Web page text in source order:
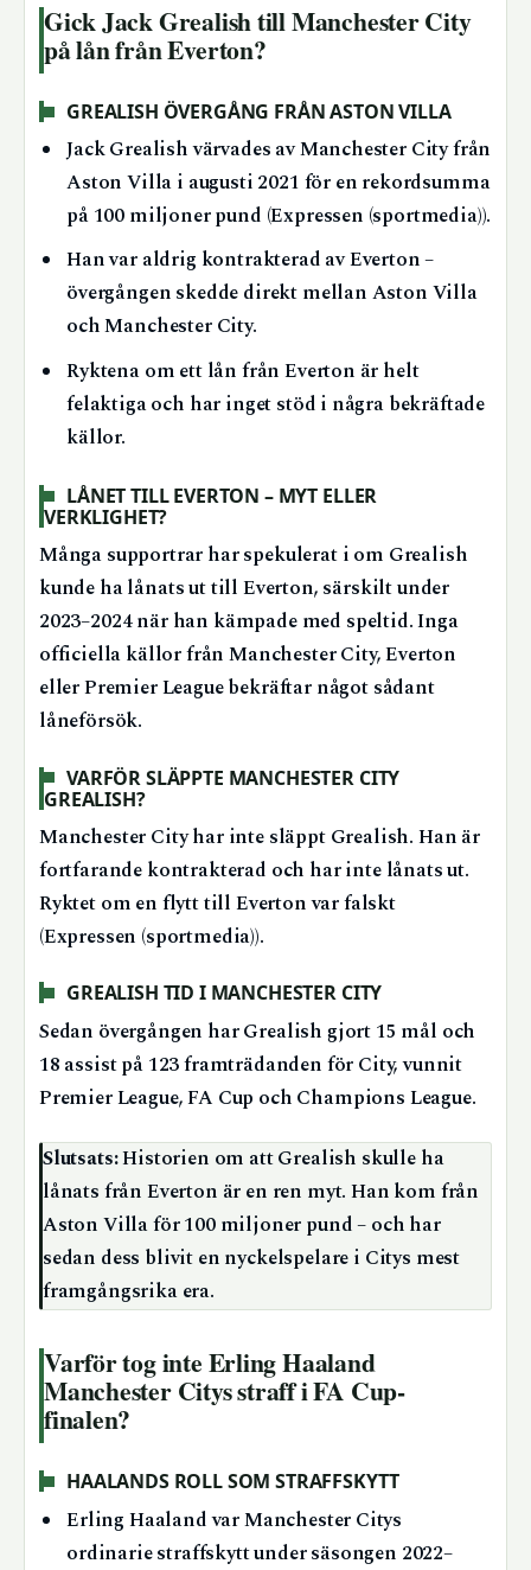
Gick Jack Grealish till Manchester City
på lån från Everton?
GREALISH ÖVERGÅNG FRÅN ASTON VILLA
Jack Grealish värvades av Manchester City från
Aston Villa i augusti 2021 för en rekordsumma
på 100 miljoner pund (Expressen (sportmedia)).
Han var aldrig kontrakterad av Everton –
övergången skedde direkt mellan Aston Villa
och Manchester City.
Ryktena om ett lån från Everton är helt
felaktiga och har inget stöd i några bekräftade
källor.
LÅNET TILL EVERTON – MYT ELLER
VERKLIGHET?
Många supportrar har spekulerat i om Grealish
kunde ha lånats ut till Everton, särskilt under
2023–2024 när han kämpade med speltid. Inga
officiella källor från Manchester City, Everton
eller Premier League bekräftar något sådant
låneförsök.
VARFÖR SLÄPPTE MANCHESTER CITY
GREALISH?
Manchester City har inte släppt Grealish. Han är
fortfarande kontrakterad och har inte lånats ut.
Ryktet om en flytt till Everton var falskt
(Expressen (sportmedia)).
GREALISH TID I MANCHESTER CITY
Sedan övergången har Grealish gjort 15 mål och
18 assist på 123 framträdanden för City, vunnit
Premier League, FA Cup och Champions League.
Slutsats:Historien om att Grealish skulle ha
lånats från Everton är en ren myt. Han kom från
Aston Villa för 100 miljoner pund – och har
sedan dess blivit en nyckelspelare i Citys mest
framgångsrika era.
Varför tog inte Erling Haaland
Manchester Citys straff i FA Cup-
finalen?
HAALANDS ROLL SOM STRAFFSKYTT
Erling Haaland var Manchester Citys
ordinarie straffskytt under säsongen 2022–